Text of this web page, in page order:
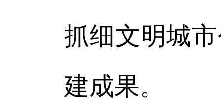
抓细文明城
建成果。